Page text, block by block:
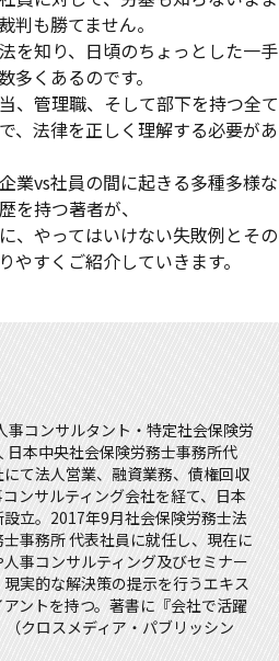
判も勝てません。
を知り、日頃のちょっとした一手
多くあるのです。
、管理職、そして部下を持つ全て
、法律を正しく理解する必要があ
業vs社員の間に起きる多種多様な
を持つ著者が、
、やってはいけない失敗例とその
すくご紹介していきます。
事コンサルタント・特定社会保険労
日本中央社会保険労務士事務所代
て法人営業、融資業務、債権回収
ンサルティング会社を経て、日本
立。2017年9月社会保険労務士法
事務所 代表社員に就任し、現在に
事コンサルティング及びセミナー
実的な解決策の提示を行うエキス
ントを持つ。著書に『会社で活躍
クロスメディア・パブリッシン